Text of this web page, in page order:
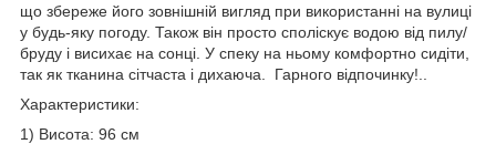
що збереже його зовнішній вигляд при використанні на вулиці
у будь-яку погоду. Також він просто споліскує водою від пилу/
бруду і висихає на сонці. У спеку на ньому комфортно сидіти,
так як тканина сітчаста і дихаюча. Гарного відпочинку!..
Характеристики:
1) Висота: 96 см